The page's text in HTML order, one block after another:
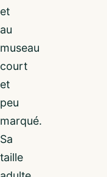
et
au
museau
court
et
peu
marqué.
Sa
taille